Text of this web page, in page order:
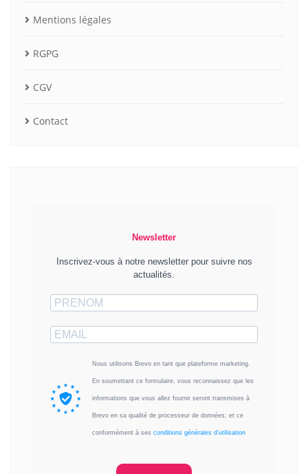
Mentions légales
RGPG
CGV
Contact
Newsletter
Inscrivez-vous à notre newsletter pour suivre nos
actualités.
Nous utilisons Brevo en tant que plateforme marketing.
En soumettant ce formulaire, vous reconnaissez que les
informations que vous allez fournir seront transmises à
Brevo en sa qualité de processeur de données; et ce
conformément à ses conditions générales d'utilisation